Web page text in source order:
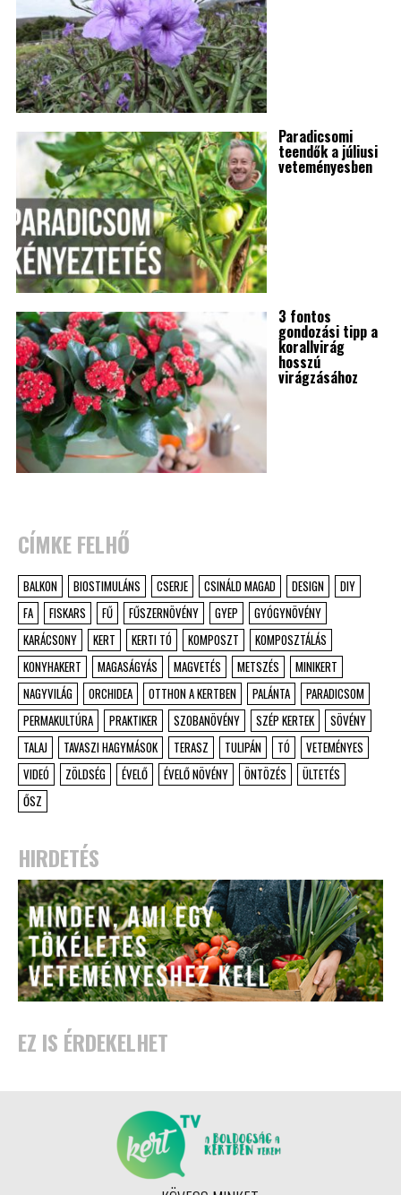
Paradicsomi
teendők a júliusi
veteményesben
3 fontos
gondozási tipp a
korallvirág
hosszú
virágzásához
CÍMKE FELHŐ
BALKON BIOSTIMULÁNS CSERJE CSINÁLD MAGAD DESIGN
DIY
FA
FISKARS FŰ FŰSZERNÖVÉNY GYEP
GYÓGYNÖVÉNY
KARÁCSONY
KERT KERTI TÓ KOMPOSZT
KOMPOSZTÁLÁS
KONYHAKERT
MAGASÁGYÁS MAGVETÉS METSZÉS
MINIKERT
NAGYVILÁG
ORCHIDEA OTTHON A KERTBEN PALÁNTA
PARADICSOM
PERMAKULTÚRA
PRAKTIKER SZOBANÖVÉNY SZÉP KERTEK
SÖVÉNY
TALAJ
TAVASZI HAGYMÁSOK TERASZ TULIPÁN TÓ
VETEMÉNYES
VIDEÓ
ZÖLDSÉG ÉVELŐ ÉVELŐ NÖVÉNY ÖNTÖZÉS
ÜLTETÉS
ŐSZ
HIRDETÉS
EZ IS ÉRDEKELHET